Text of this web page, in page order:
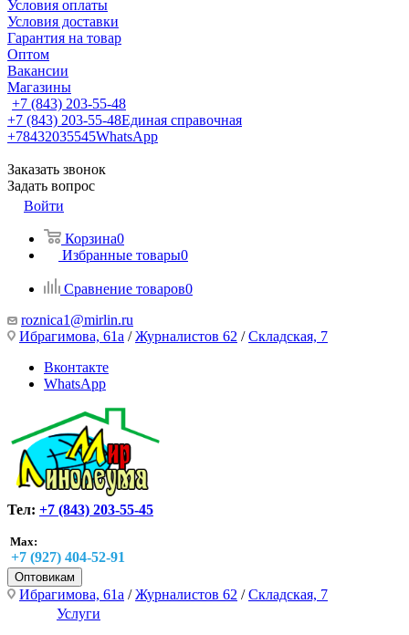
Условия оплаты
Условия доставки
Гарантия на товар
Оптом
Вакансии
Магазины
+7 (843) 203-55-48
+7 (843) 203-55-48Единая справочная
+78432035545WhatsApp
Заказать звонок
Задать вопрос
Войти
Корзина0
Избранные товары0
Сравнение товаров0
roznica1@mirlin.ru
Ибрагимова, 61а /Журналистов 62 /Складская, 7
Вконтакте
WhatsApp
Тел: +7 (843) 203-55-45
Max:
+7 (927) 404-52-91
Оптовикам
Ибрагимова, 61а /Журналистов 62 /Складская, 7
Услуги